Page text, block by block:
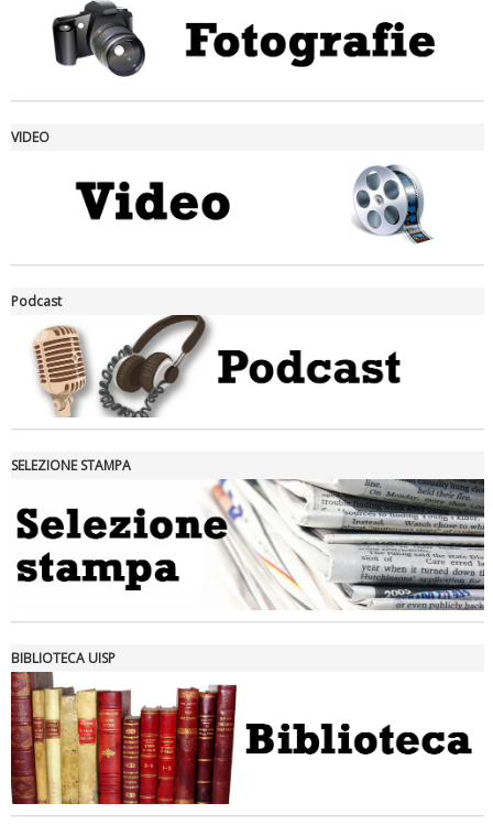
Tiziano Pesce nel Cda di Fondazione Terzjus: prima riunione a
VIDEO
Podcast
SELEZIONE STAMPA
BIBLIOTECA UISP